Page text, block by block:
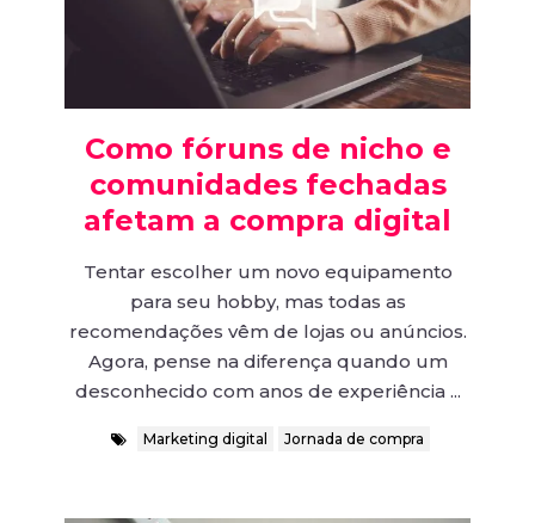
Como fóruns de nicho e
comunidades fechadas
afetam a compra digital
Tentar escolher um novo equipamento
para seu hobby, mas todas as
recomendações vêm de lojas ou anúncios.
Agora, pense na diferença quando um
desconhecido com anos de experiência ...
Marketing digital Jornada de compra